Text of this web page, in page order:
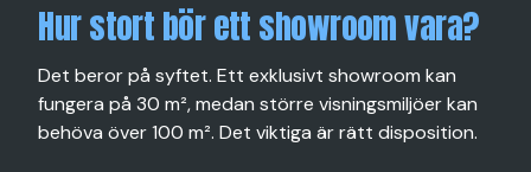
Hur stort bör ett showroom vara?
Det beror på syftet. Ett exklusivt showroom kan
fungera på 30 m², medan större visningsmiljöer kan
behöva över 100 m². Det viktiga är rätt disposition.